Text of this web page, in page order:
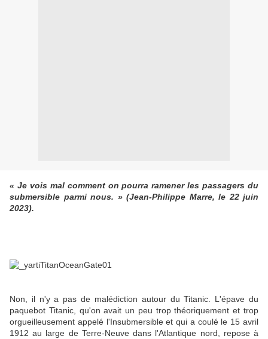
« Je vois mal comment on pourra ramener les passagers du
submersible parmi nous. » (Jean-Philippe Marre, le 22 juin
2023).
Non, il n'y a pas de malédiction autour du Titanic. L'épave du
paquebot Titanic, qu'on avait un peu trop théoriquement et trop
orgueilleusement appelé l'Insubmersible et qui a coulé le 15 avril
1912 au large de Terre-Neuve dans l'Atlantique nord, repose à